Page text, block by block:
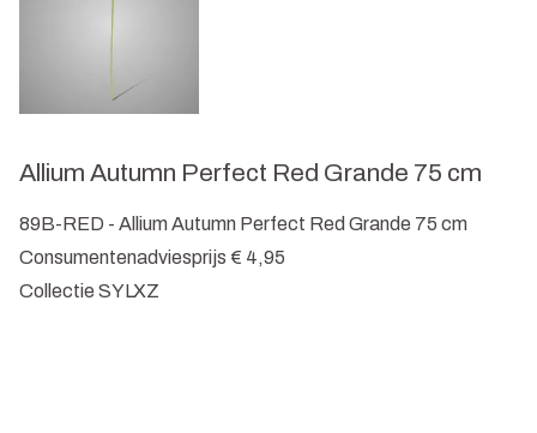
Allium Autumn Perfect Red Grande 75 cm
89B-RED - Allium Autumn Perfect Red Grande 75 cm
Consumentenadviesprijs € 4,95
Collectie SYLXZ